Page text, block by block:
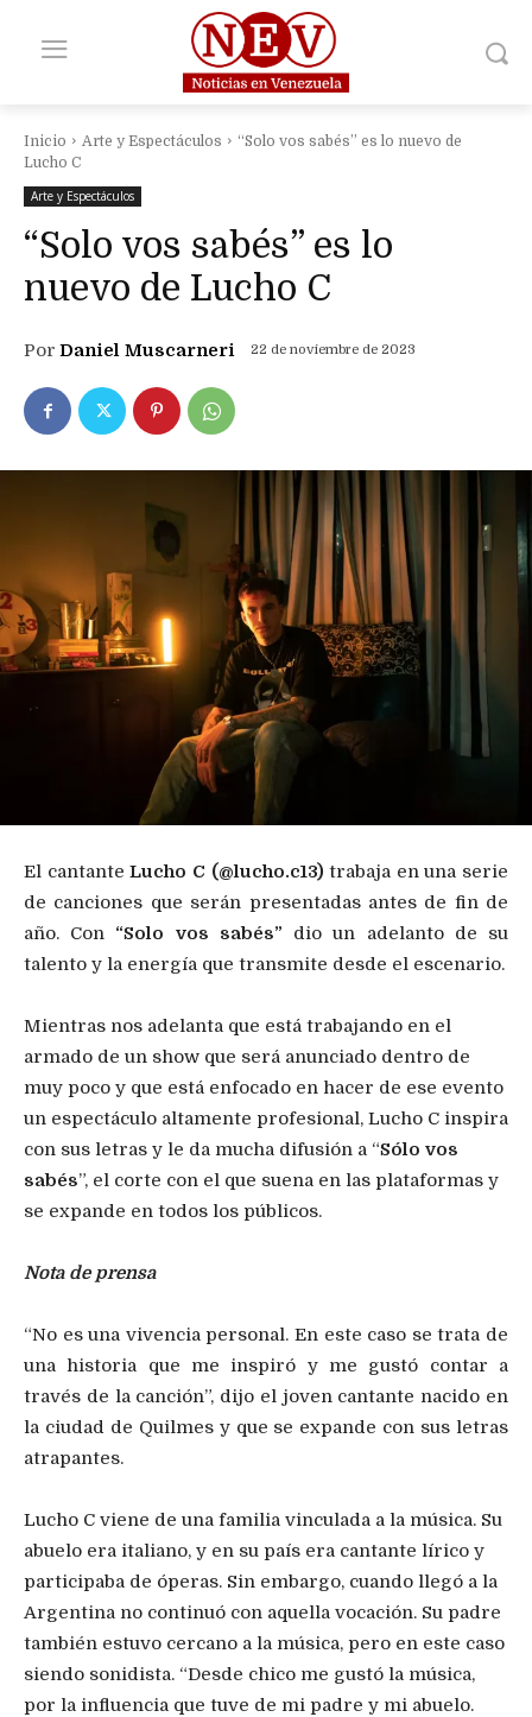
Inicio Arte y Espectáculos
“Solo vos sabés” es lo nuevo de
Lucho C
Arte y Espectáculos
“Solo vos sabés” es lo
nuevo de Lucho C
Por Daniel Muscarneri 22 de noviembre de 2023
El cantanteLucho C (@lucho.c13) trabaja en una serie
de canciones que serán presentadas antes de fin de
año. Con “Solo vos sabés” dio un adelanto de su
talento y la energía que transmite desde el escenario.
Mientras nos adelanta que está trabajando en el
armado de un show que será anunciado dentro de
muy poco y que está enfocado en hacer de ese evento
un espectáculo altamente profesional, Lucho C inspira
con sus letras y le da mucha difusión a “Sólo vos
sabés”, el corte con el que suena en las plataformas y
se expande en todos los públicos.
Nota de prensa
“No es una vivencia personal. En este caso se trata de
una historia que me inspiró y me gustó contar a
través de la canción”, dijo el joven cantante nacido en
la ciudad de Quilmes y que se expande con sus letras
atrapantes.
Lucho C viene de una familia vinculada a la música. Su
abuelo era italiano, y en su país era cantante lírico y
participaba de óperas. Sin embargo, cuando llegó a la
Argentina no continuó con aquella vocación. Su padre
también estuvo cercano a la música, pero en este caso
siendo sonidista. “Desde chico me gustó la música,
por la influencia que tuve de mi padre y mi abuelo.